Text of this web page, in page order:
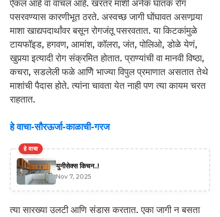
ऐकलं आहे वा वाचलं आहे. खरंतर माशी अनेक घातक रोग
पसरवण्यास कारणीभूत ठरते. अस्वच्छ जागी घोंघावत असणार्‍या
माशा खाद्यपदार्थांवर बसून रोगजंतू पसरवतात. या किटकांमुळे
टायफॉइड, हगवण, आमांश, कॉलरा, जंत, पोलिओ, डोळे येणं,
खुपर्‍या इत्यादी रोग संक्रमित होतात. प्राण्यांची वा मानवी विष्ठा,
कचरा, सडलेली फळे आणिे भाज्या विपुल प्रमाणात असतात तेथे
माशांची पैदास होते. त्यांना चावता येत नाही पण त्या कायम चरत
राहतात.
हे वाचा-सौरऊर्जा-काळाची-गरज
हे वाचा
युनीसेक्स किचन..!
Nov 7, 2025
त्या सारख्या उलटी आणि संडास करतात. एका जागी न बसता